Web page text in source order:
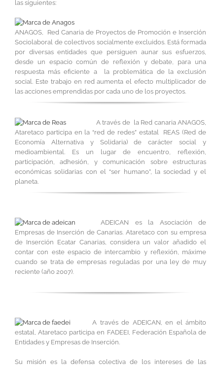
las siguientes:
ANAGOS, Red Canaria de Proyectos de Promoción e Inserción
Sociolaboral de colectivos socialmente excluidos. Está formada
por diversas entidades que persiguen aunar sus esfuerzos,
desde un espacio común de reflexión y debate, para una
respuesta más eficiente a la problemática de la exclusión
social. Este trabajo en red aumenta el efecto multiplicador de
las acciones emprendidas por cada uno de los proyectos.
A través de la Red canaria ANAGOS,
Ataretaco participa en la “red de redes” estatal REAS (Red de
Economía Alternativa y Solidaria) de carácter social y
medioambiental. Es un lugar de encuentro, reflexión,
participación, adhesión, y comunicación sobre estructuras
económicas solidarias con el “ser humano”, la sociedad y el
planeta.
ADEICAN es la Asociación de
Empresas de Inserción de Canarias. Ataretaco con su empresa
de Inserción Ecatar Canarias, considera un valor añadido el
contar con este espacio de intercambio y reflexión, máxime
cuando se trata de empresas reguladas por una ley de muy
reciente (año 2007).
A través de ADEICAN, en el ámbito
estatal, Ataretaco participa en FADEEI, Federación Española de
Entidades y Empresas de Inserción.
Su misión es la defensa colectiva de los intereses de las